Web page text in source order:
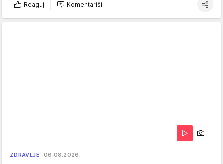
Reaguj Komentariši
ZDRAVLJE 06.08.2026.